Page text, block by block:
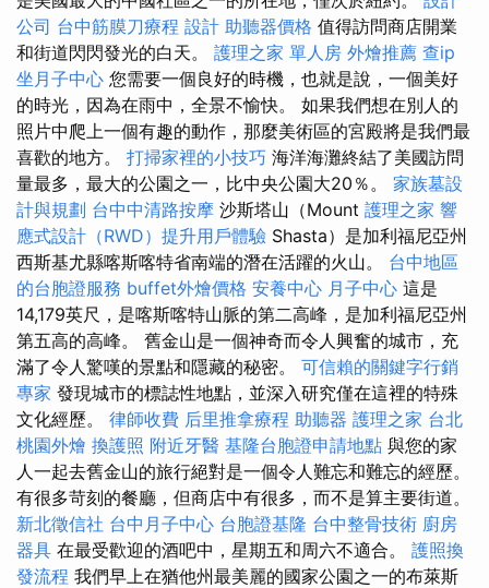
公司 台中筋膜刀療程 設計 助聽器價格 值得訪問商店開業
和街道閃閃發光的白天。 護理之家 單人房 外燴推薦 查ip
坐月子中心 您需要一個良好的時機，也就是說，一個美好
的時光，因為在雨中，全景不愉快。 如果我們想在別人的
照片中爬上一個有趣的動作，那麼美術區的宮殿將是我們最
喜歡的地方。 打掃家裡的小技巧 海洋海灘終結了美國訪問
量最多，最大的公園之一，比中央公園大20％。 家族墓設
計與規劃 台中中清路按摩 沙斯塔山（Mount 護理之家 響
應式設計（RWD）提升用戶體驗 Shasta）是加利福尼亞州
西斯基尤縣喀斯喀特省南端的潛在活躍的火山。 台中地區
的台胞證服務 buffet外燴價格 安養中心 月子中心 這是
14,179英尺，是喀斯喀特山脈的第二高峰，是加利福尼亞州
第五高的高峰。 舊金山是一個神奇而令人興奮的城市，充
滿了令人驚嘆的景點和隱藏的秘密。 可信賴的關鍵字行銷
專家 發現城市的標誌性地點，並深入研究僅在這裡的特殊
文化經歷。 律師收費 后里推拿療程 助聽器 護理之家 台北
桃園外燴 換護照 附近牙醫 基隆台胞證申請地點 與您的家
人一起去舊金山的旅行絕對是一個令人難忘和難忘的經歷。
有很多苛刻的餐廳，但商店中有很多，而不是算主要街道。
新北徵信社 台中月子中心 台胞證基隆 台中整骨技術 廚房
器具 在最受歡迎的酒吧中，星期五和周六不適合。 護照換
發流程 我們早上在猶他州最美麗的國家公園之一的布萊斯